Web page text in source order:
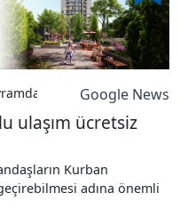
toplu ulaşım ücretsiz
Google News
ulaşım ücretsiz
Kurban
adına önemli